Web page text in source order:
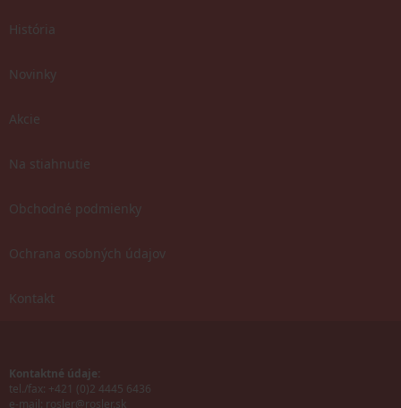
História
Novinky
Akcie
Na stiahnutie
Obchodné podmienky
Ochrana osobných údajov
Kontakt
Kontaktné údaje:
tel./fax: +421 (0)2 4445 6436
e-mail: rosler@rosler.sk